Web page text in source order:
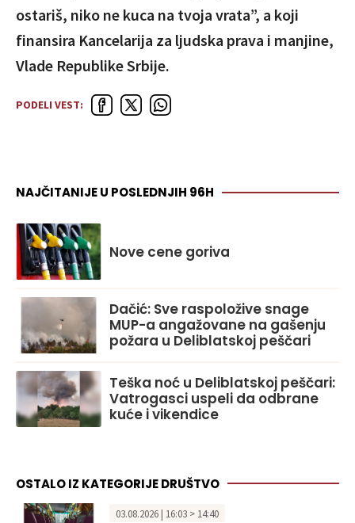
ostariš, niko ne kuca na tvoja vrata”, a koji
finansira Kancelarija za ljudska prava i manjine,
Vlade Republike Srbije.
PODELI VEST:
NAJČITANIJE U POSLEDNJIH 96H
Nove cene goriva
Dačić: Sve raspoložive snage
MUP-a angažovane na gašenju
požara u Deliblatskoj peščari
Teška noć u Deliblatskoj peščari:
Vatrogasci uspeli da odbrane
kuće i vikendice
OSTALO IZ KATEGORIJE DRUŠTVO
03.08.2026 | 16:03 > 14:40